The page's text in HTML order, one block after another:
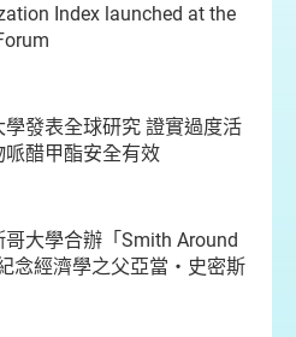
Index launched at the
發表全球研究 證實過度活
醋甲酯安全有效
大學合辦「Smith Around
念經濟學之父亞當・史密斯